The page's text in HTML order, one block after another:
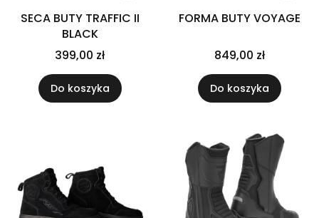
SECA BUTY TRAFFIC II
BLACK
399,00 zł
Do koszyka
FORMA BUTY VOYAGE
849,00 zł
Do koszyka